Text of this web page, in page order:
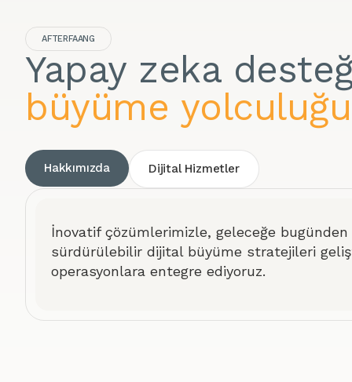
AFTERFAANG
Yapay zeka
büyüme yolculuğu
Hakkımızda Dijital Hizmetler
İnovatif çözümlerimizle, geleceğe
sürdürülebilir dijital büyüme stratejileri
operasyonlara entegre ediyoruz.